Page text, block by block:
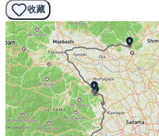
收藏